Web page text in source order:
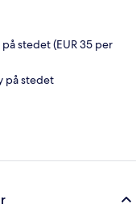
stedet (EUR 35 per
på stedet